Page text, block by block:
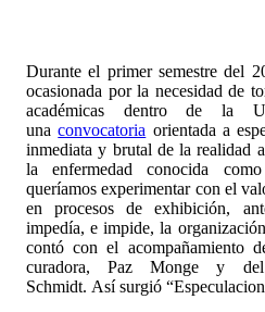
Durante el primer semestre del
ocasionada por la necesidad de
académicas dentro de la
unaconvocatoria orientada a
inmediata y brutal de la realidad
la enfermedad conocida
queríamos experimentar con el
en procesos de exhibición,
impedía, e impide, la
contó con el acompañamiento
curadora, Paz Monge y
Schmidt. Así surgió